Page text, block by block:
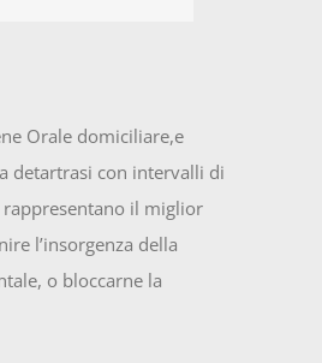
Orale domiciliare,e
detartrasi con intervalli di
il miglior
l’insorgenza della
o bloccarne la